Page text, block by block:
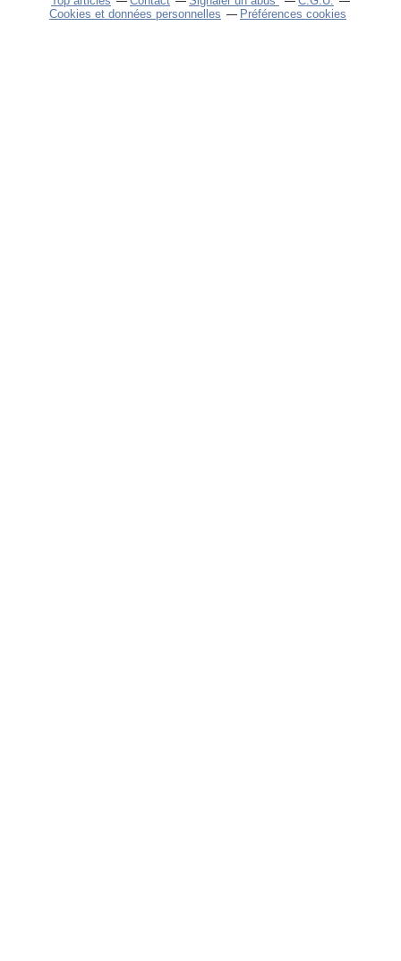
Cookies et données personnelles
Préférences cookies